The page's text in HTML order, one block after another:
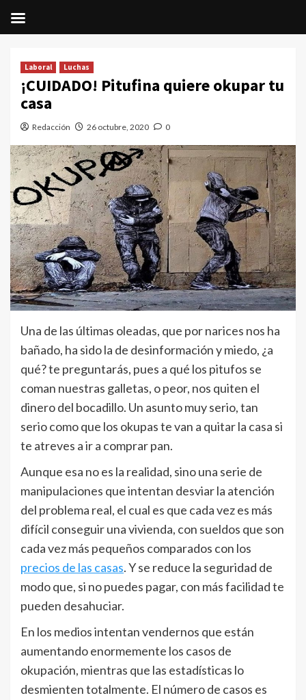
contenido
Laboral Luchas
¡CUIDADO! Pitufina quiere okupar tu
casa
Redacción 26 octubre, 2020 0
Una de las últimas oleadas, que por narices nos ha
bañado, ha sido la de desinformación y miedo, ¿a
qué? te preguntarás, pues a qué los pitufos se
coman nuestras galletas, o peor, nos quiten el
dinero del bocadillo. Un asunto muy serio, tan
serio como que los okupas te van a quitar la casa si
te atreves a ir a comprar pan.
Aunque esa no es la realidad, sino una serie de
manipulaciones que intentan desviar la atención
del problema real, el cual es que cada vez es más
difícil conseguir una vivienda, con sueldos que son
cada vez más pequeños comparados con los
precios de las casas. Y se reduce la seguridad de
modo que, si no puedes pagar, con más facilidad te
pueden desahuciar.
En los medios intentan vendernos que están
aumentando enormemente los casos de
okupación, mientras que las estadísticas lo
desmienten totalmente. El número de casos es